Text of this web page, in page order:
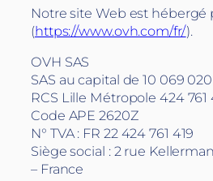
Notre site Web est hébergé
(https://www.ovh.com/fr/).
OVH SAS
SAS au capital de 10 069
RCS Lille Métropole 424 761
Code APE 2620Z
N° TVA : FR 22 424 761 419
Siège social : 2 rue
– France